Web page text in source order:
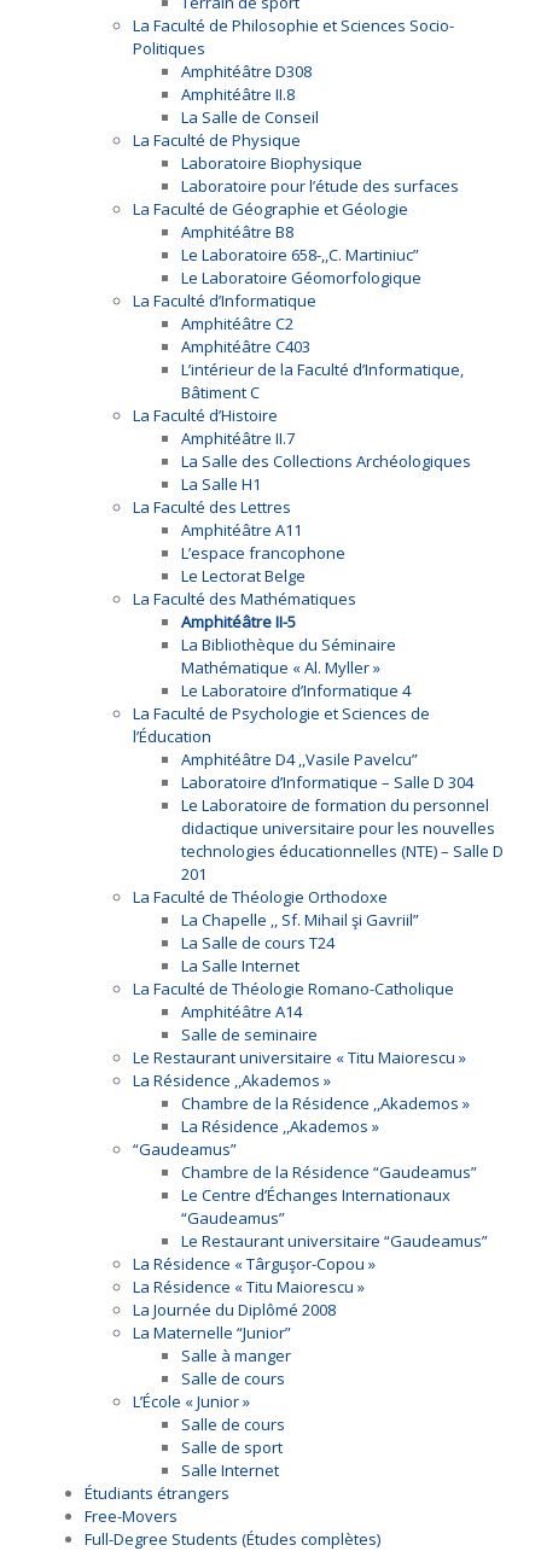
La Faculté de Philosophie et Sciences Socio-
Politiques
Amphitéâtre D308
Amphitéâtre II.8
La Salle de Conseil
La Faculté de Physique
Laboratoire Biophysique
Laboratoire pour l’étude des surfaces
La Faculté de Géographie et Géologie
Amphitéâtre B8
Le Laboratoire 658-,,C. Martiniuc”
Le Laboratoire Géomorfologique
La Faculté d’Informatique
Amphitéâtre C2
Amphitéâtre C403
L’intérieur de la Faculté d’Informatique,
Bâtiment C
La Faculté d’Histoire
Amphitéâtre II.7
La Salle des Collections Archéologiques
La Salle H1
La Faculté des Lettres
Amphitéâtre A11
L’espace francophone
Le Lectorat Belge
La Faculté des Mathématiques
Amphitéâtre II-5
La Bibliothèque du Séminaire
Mathématique « Al. Myller »
Le Laboratoire d’Informatique 4
La Faculté de Psychologie et Sciences de
l’Éducation
Amphitéâtre D4 ,,Vasile Pavelcu”
Laboratoire d’Informatique – Salle D 304
Le Laboratoire de formation du personnel
didactique universitaire pour les nouvelles
technologies éducationnelles (NTE) – Salle D
201
La Faculté de Théologie Orthodoxe
La Chapelle ,, Sf. Mihail şi Gavriil”
La Salle de cours T24
La Salle Internet
La Faculté de Théologie Romano-Catholique
Amphitéâtre A14
Salle de seminaire
Le Restaurant universitaire « Titu Maiorescu »
La Résidence ,,Akademos »
Chambre de la Résidence ,,Akademos »
La Résidence ,,Akademos »
“Gaudeamus”
Chambre de la Résidence “Gaudeamus”
Le Centre d’Échanges Internationaux
“Gaudeamus”
Le Restaurant universitaire “Gaudeamus”
La Résidence « Târguşor-Copou »
La Résidence « Titu Maiorescu »
La Journée du Diplômé 2008
La Maternelle “Junior”
Salle à manger
Salle de cours
L’École « Junior »
Salle de cours
Salle de sport
Salle Internet
Étudiants étrangers
Free-Movers
Full-Degree Students (Études complètes)